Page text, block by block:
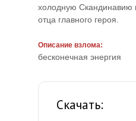
холодную Скандинавию
отца главного героя.
Описание взлома:
бесконечная энергия
Скачать: